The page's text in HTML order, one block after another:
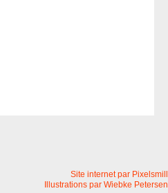
Site internet par Pixelsmill
Illustrations par Wiebke Petersen